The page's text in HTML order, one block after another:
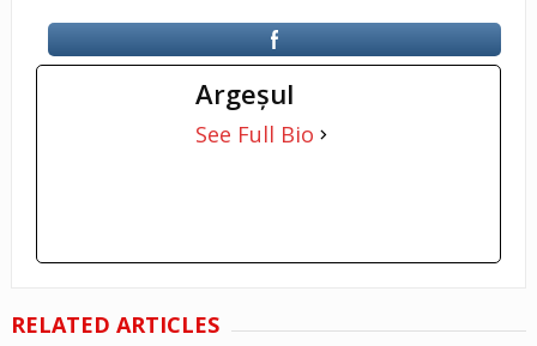
Argeşul
See Full Bio
RELATED ARTICLES